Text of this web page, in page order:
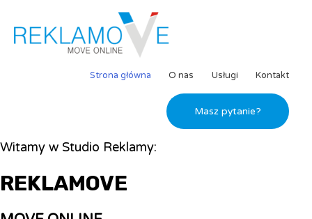
Strona główna O nas Usługi Kontakt
Masz pytanie?
Witamy w Studio Reklamy:
REKLAMOVE